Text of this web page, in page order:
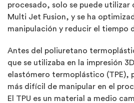
procesado, solo se puede utilizar
Multi Jet Fusion, y se ha
manipulación y reducir el tiempo
Antes del poliuretano
que se utilizaba en la impresión
elastómero termoplástico (TPE),
más difícil de manipular en el
El TPU es un material a medio